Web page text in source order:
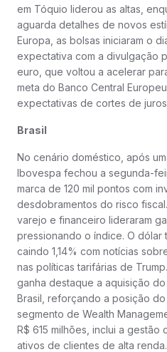
em Tóquio liderou as altas,
aguarda detalhes de novos
Europa, as bolsas iniciaram o
expectativa com a divulgação
euro, que voltou a acelerar
meta do Banco Central
expectativas de cortes de
Brasil
No cenário doméstico, após
Ibovespa fechou a segunda-
marca de 120 mil pontos com
desdobramentos do risco
varejo e financeiro lideraram
pressionando o índice. O dólar
caindo 1,14% com notícias
nas políticas tarifárias de
ganha destaque a aquisição
Brasil, reforçando a posição
segmento de Wealth
R$ 615 milhões, inclui a
ativos de clientes de alta renda.